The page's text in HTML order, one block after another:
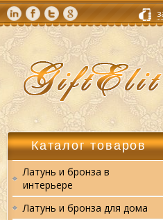
Каталог товаров
Латунь и бронза в
интерьере
Латунь и бронза для дома